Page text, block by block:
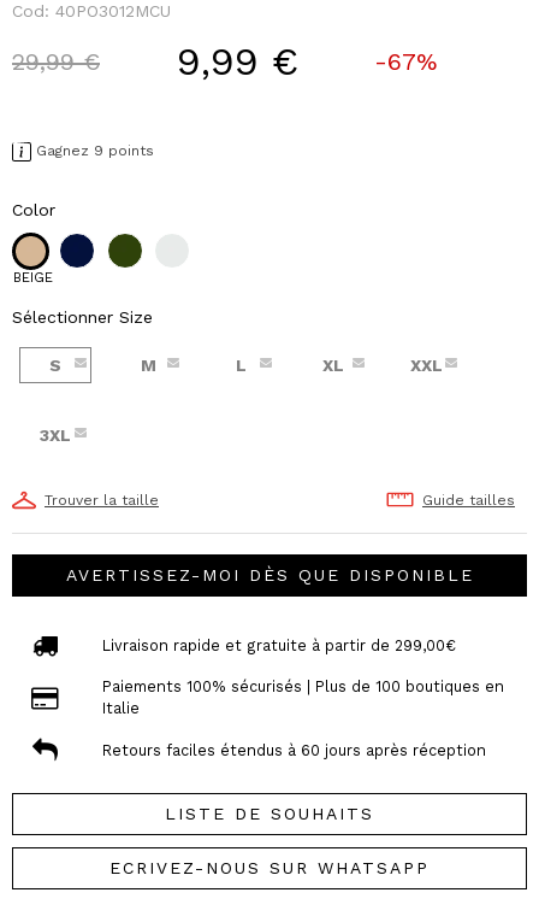
Cod: 40PO3012MCU
Price reduced from
29,99 €to 9,99 € -67%
Gagnez 9 points
Color
BEIGE
Sélectionner Size
S M L XL XXL
3XL
Trouver la taille Guide tailles
AVERTISSEZ-MOI DÈS QUE DISPONIBLE
Livraison rapide et gratuite à partir de 299,00€
Paiements 100% sécurisés | Plus de 100 boutiques en
Italie
Retours faciles étendus à 60 jours après réception
LISTE DE SOUHAITS
ECRIVEZ-NOUS SUR WHATSAPP